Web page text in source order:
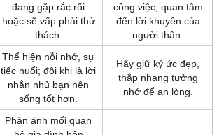
đang gặp rắc rối
hoặc sẽ vấp phải thử
thách.
công việc, quan tâm
đến lời khuyên của
người thân.
Thể hiện nỗi nhớ, sự
tiếc nuối; đôi khi là lời
nhắn nhủ bạn nên
sống tốt hơn.
Hãy giữ ký ức đẹp,
thắp nhang tưởng
nhớ để an lòng.
Phản ánh mối quan